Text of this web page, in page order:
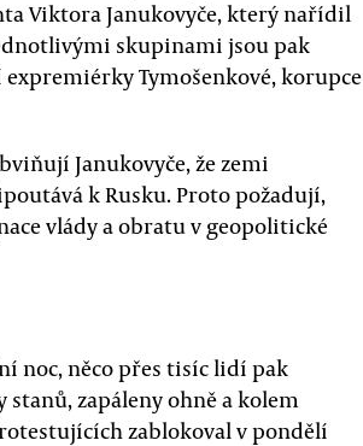
Viktora Janukovyče, který nařídil
skupinami jsou pak
Tymošenkové, korupce
Janukovyče, že zemi
k Rusku. Proto požadují,
vlády a obratu v geopolitické
noc, něco přes tisíc lidí pak
zapáleny ohně a kolem
zablokoval v pondělí